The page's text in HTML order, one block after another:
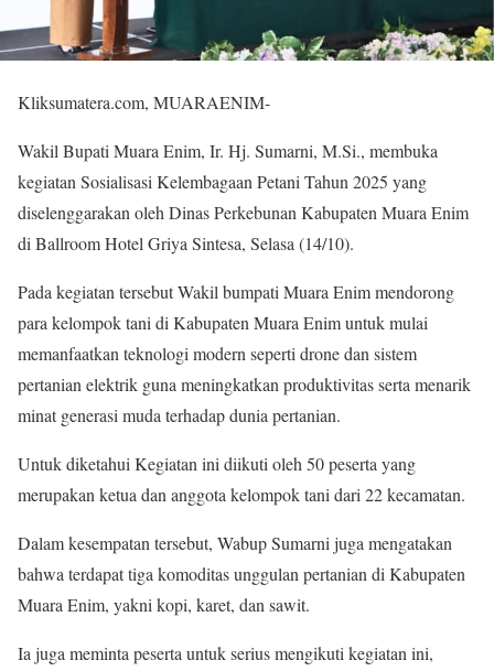
Kliksumatera.com, MUARAENIM-
Wakil Bupati Muara Enim, Ir. Hj. Sumarni, M.Si., membuka
kegiatan Sosialisasi Kelembagaan Petani Tahun 2025 yang
diselenggarakan oleh Dinas Perkebunan Kabupaten Muara Enim
di Ballroom Hotel Griya Sintesa, Selasa (14/10).
Pada kegiatan tersebut Wakil bumpati Muara Enim mendorong
para kelompok tani di Kabupaten Muara Enim untuk mulai
memanfaatkan teknologi modern seperti drone dan sistem
pertanian elektrik guna meningkatkan produktivitas serta menarik
minat generasi muda terhadap dunia pertanian.
Untuk diketahui Kegiatan ini diikuti oleh 50 peserta yang
merupakan ketua dan anggota kelompok tani dari 22 kecamatan.
Dalam kesempatan tersebut, Wabup Sumarni juga mengatakan
bahwa terdapat tiga komoditas unggulan pertanian di Kabupaten
Muara Enim, yakni kopi, karet, dan sawit.
Ia juga meminta peserta untuk serius mengikuti kegiatan ini,